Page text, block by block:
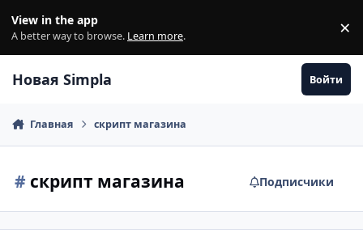
View in the app
A better way to browse. Learn more. ×
Новая Simpla Войти
Главная скрипт магазина
# скрипт магазина Подписчики